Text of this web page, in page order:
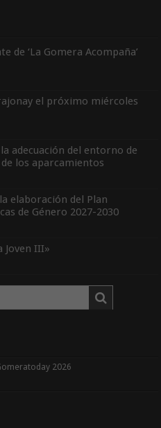
de ‘La Gomera Acompaña’
el próximo miércoles
adecuación del entorno de
los aparcamientos
elaboración del Plan
de Género 2027-2030
Joven III»
2026